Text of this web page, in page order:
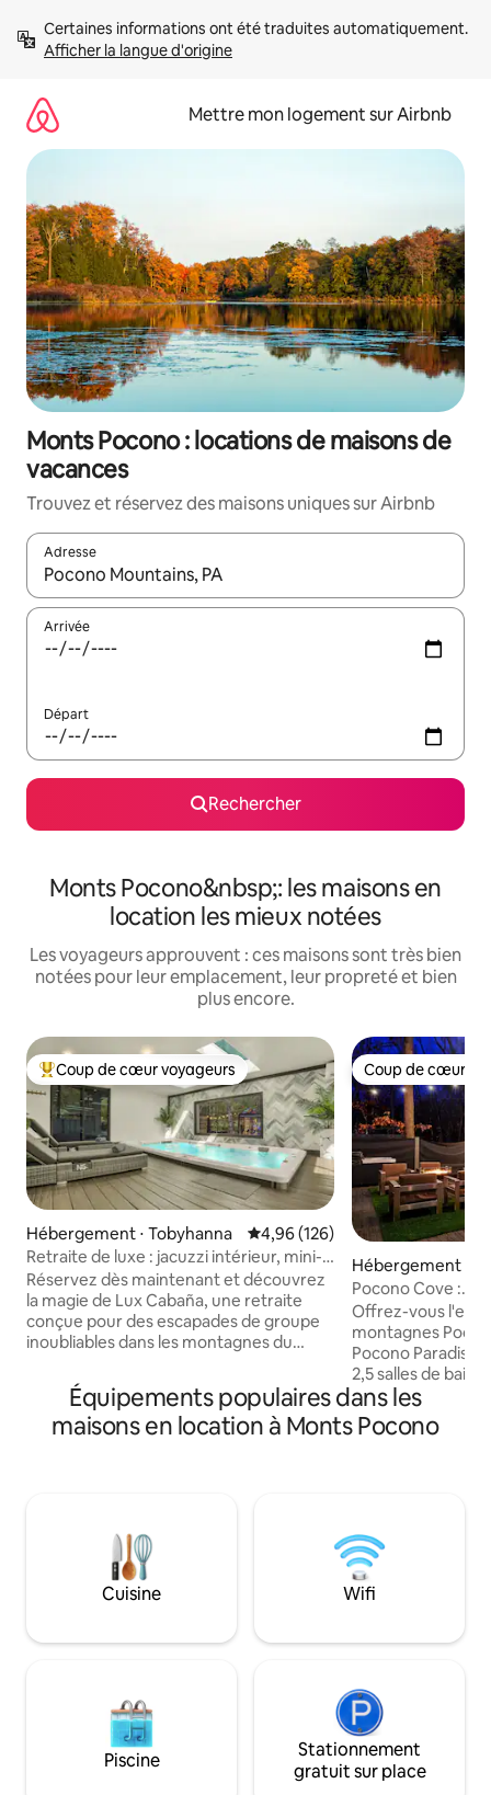
directement
Afficher la langue d'origine
Mettre mon logement sur Airbnb
Monts Pocono : locations de maisons de
vacances
Trouvez et réservez des maisons uniques sur Airbnb
Adresse
Lorsque les résultats s'affichent, utilisez les flèches vers le
Arrivée
Départ
Rechercher
Monts Pocono&nbsp;: les maisons en
location les mieux notées
Les voyageurs approuvent : ces maisons sont très bien
notées pour leur emplacement, leur propreté et bien
plus encore.
Coups de cœur voyageurs les plus appréciés
Coup de cœur voyageurs
Hébergement ⋅ Tobyhanna Évaluation moyenne sur la
4,96 (126)
Retraite de luxe : jacuzzi intérieur, mini-
golf lumineux.
Réservez dès maintenant et découvrez
la magie de Lux Cabaña, une retraite
conçue pour des escapades de groupe
inoubliables dans les montagnes du
salon confortable avec cheminée, d'une
cuisine prête pour le chef, de chambres
élégantes, d'un sauna intérieur + d'un
À quelques minutes des pistes de ski,
des sentiers de randonnée, des lacs et
des attractions de la ville. Parfait pour les
réunions de famille, les anniversaires et
Coup de cœur
Coup de cœur
Hébergement ⋅
burg
Pocono Cove :
Offrez-vous
montagnes
Pocono Paradise
2,5 salles de
seulement du
aquatiques ! Ce chalet moderne dispose
d'un jacuzzi, d'un
pour les
famille. Cette retraite de 2 500 pieds
carrés peut
offre un
inoubliable au
Équipements populaires dans les
maisons en location à Monts Pocono
Cuisine Wifi
Piscine
Stationnement
gratuit sur place